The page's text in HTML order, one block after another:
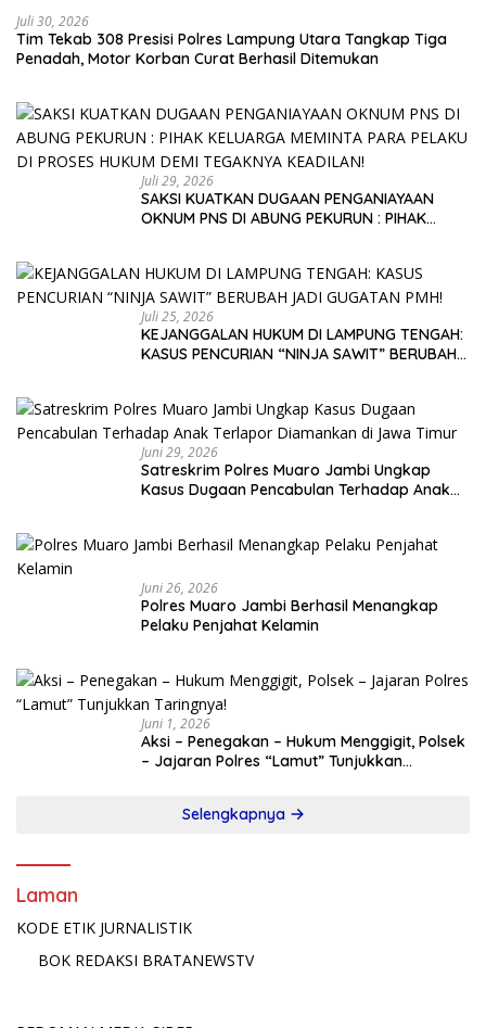
Juli 30, 2026
Tim Tekab 308 Presisi Polres Lampung Utara Tangkap Tiga
Penadah, Motor Korban Curat Berhasil Ditemukan
Juli 29, 2026
SAKSI KUATKAN DUGAAN PENGANIAYAAN
OKNUM PNS DI ABUNG PEKURUN : PIHAK
Juli 25, 2026
KEJANGGALAN HUKUM DI LAMPUNG TENGAH:
KASUS PENCURIAN “NINJA SAWIT” BERUBAH
Juni 29, 2026
Satreskrim Polres Muaro Jambi Ungkap
Kasus Dugaan Pencabulan Terhadap Anak
Juni 26, 2026
Polres Muaro Jambi Berhasil Menangkap
Pelaku Penjahat Kelamin
Juni 1, 2026
Aksi – Penegakan – Hukum Menggigit, Polsek
– Jajaran Polres “Lamut” Tunjukkan
Selengkapnya
Laman
KODE ETIK JURNALISTIK
BOK REDAKSI BRATANEWSTV